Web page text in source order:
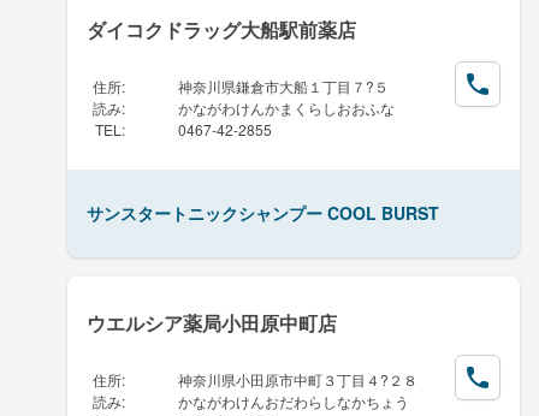
ダイコクドラッグ大船駅前薬店
住所:
神奈川県鎌倉市大船１丁目７?５
読み:
かながわけんかまくらしおおふな
TEL : 0467-42-2855
サンスタートニックシャンプー COOL BURST
ウエルシア薬局小田原中町店
住所:
神奈川県小田原市中町３丁目４?２８
読み:
かながわけんおだわらしなかちょう